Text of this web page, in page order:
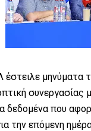
μηνύματα
που
την επόμενη